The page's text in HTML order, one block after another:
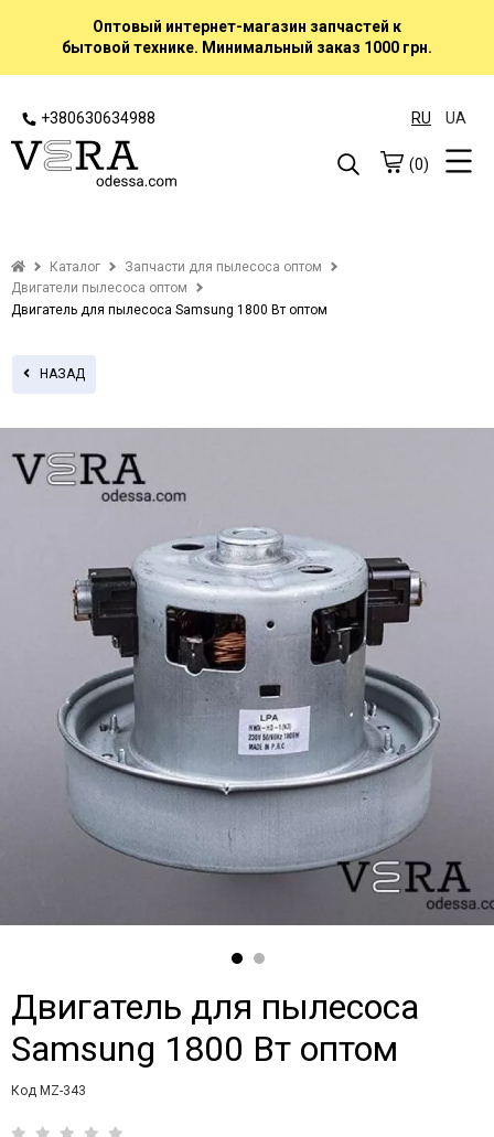
Оптовый интернет-магазин запчастей к
бытовой технике. Минимальный заказ 1000 грн.
+380630634988 RU UA
(0)
Каталог
Запчасти для пылесоса оптом
Двигатели пылесоса оптом
Двигатель для пылесоса Samsung 1800 Вт оптом
НАЗАД
Двигатель для пылесоса
Samsung 1800 Вт оптом
Код MZ-343